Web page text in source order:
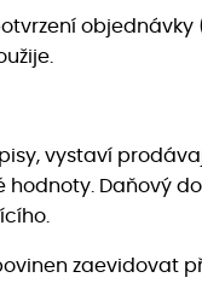
objednávky
vystaví
Daňový
zaevidovat